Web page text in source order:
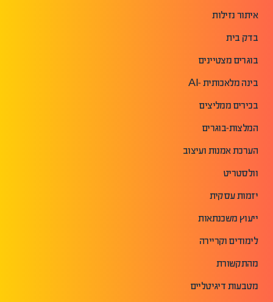
איתור נזילות
בדק בית
בוגרים מצטיינים
בינה מלאכותית -AI
בכירים ממליצים
המלצות-בוגרים
הערכת אמנות ועיצוב
וולסטריט
יזמות עסקית
ייעוץ משכנתאות
לימודים וקריירה
מהתקשורת
מטבעות דיגיטליים